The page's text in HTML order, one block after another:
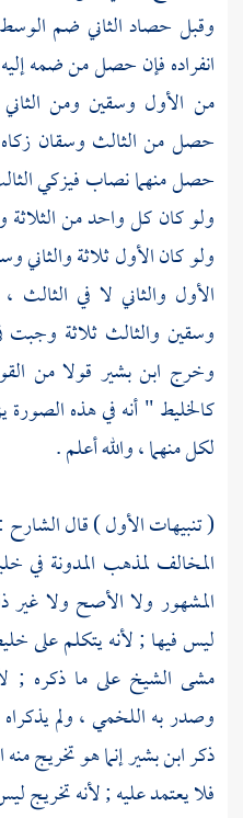
وقبل حصاد الثاني ضم
انفراده فإن حصل من ضمه
من الأول وسقين ومن الثاني
حصل من الثالث وسقان
حصل منهما نصاب فيزكي
ولو كان كل واحد من الثلاثة
ولو كان الأول ثلاثة
الأول والثاني لا في
وسقين والثالث ثلاثة وجبت
وخرج ابن بشير قولا من
كالخليط " أنه في هذه
لكل منهما ، والله أعلم .
( تنبيهات الأول ) قال
المخالف لمذهب المدونة في
المشهور ولا الأصح ولا غير
ليس فيها ; لأنه يتكلم على
مشى الشيخعلى ما ذكره ;
وصدر بهاللخمي، ولم
ذكرابن بشيرإنما هو تخريج
فلا يعتمد عليه ; لأنه تخريج